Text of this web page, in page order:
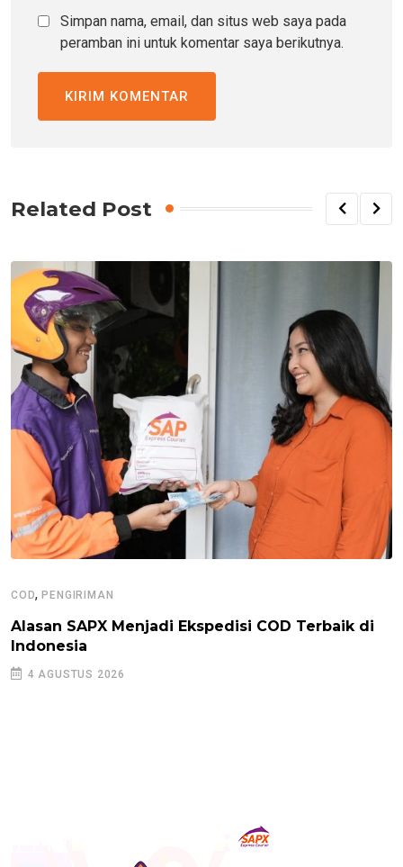
Simpan nama, email, dan situs web saya pada
peramban ini untuk komentar saya berikutnya.
Related Post
COD,PENGIRIMAN
Alasan SAPX Menjadi Ekspedisi COD Terbaik di
Indonesia
4 AGUSTUS 2026